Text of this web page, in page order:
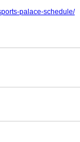
palace-schedule/